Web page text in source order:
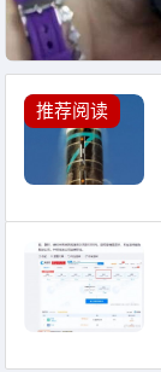
推荐阅读